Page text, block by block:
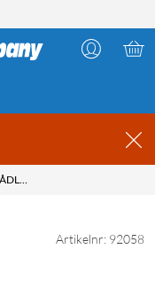
LOGITECH M705 TRÅDLÖS DATORMUS
Artikelnr: 92058